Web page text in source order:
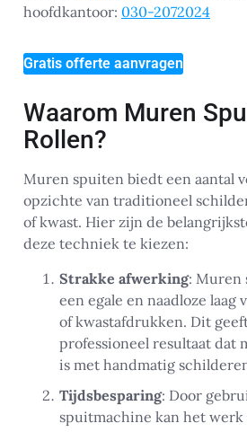
hoofdkantoor: 030-2072024
Gratis offerte aanvragen
Waarom Muren
Rollen?
Muren spuiten biedt een aantal
opzichte van traditioneel
of kwast. Hier zijn de
deze techniek te kiezen:
Strakke afwerking: Muren
een egale en naadloze laag
of kwastafdrukken. Dit
professioneel resultaat dat
is met handmatig
Tijdsbesparing: Door
spuitmachine kan het